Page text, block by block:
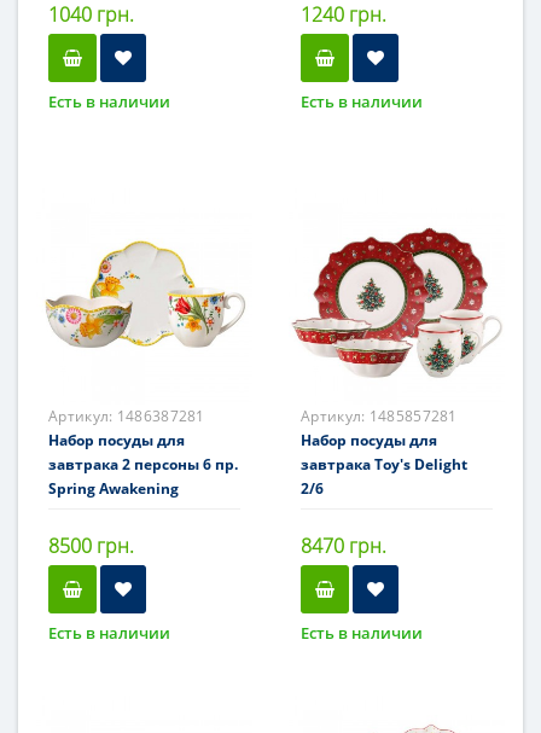
1040 грн.
Есть в наличии
1240 грн.
Есть в наличии
Артикул: 1486387281
Набор посуды для
завтрака 2 персоны 6 пр.
Spring Awakening
8500 грн.
Есть в наличии
Артикул: 1485857281
Набор посуды для
завтрака Toy's Delight
2/6
8470 грн.
Есть в наличии